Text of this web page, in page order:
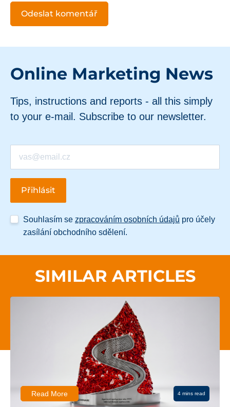
Online Marketing News
Tips, instructions and reports - all this simply
to your e-mail. Subscribe to our newsletter.
Souhlasím se zpracováním osobních údajů pro účely
zasílání obchodního sdělení.
SIMILAR ARTICLES
Read More 4 mins read